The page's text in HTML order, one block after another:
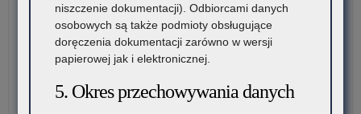
niszczenie dokumentacji). Odbiorcami danych
osobowych są także podmioty obsługujące
doręczenia dokumentacji zarówno w wersji
papierowej jak i elektronicznej.
5. Okres przechowywania danych